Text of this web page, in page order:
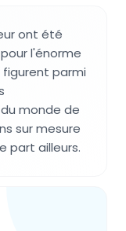
ont été
l'énorme
parmi
monde de
sur mesure
part ailleurs.